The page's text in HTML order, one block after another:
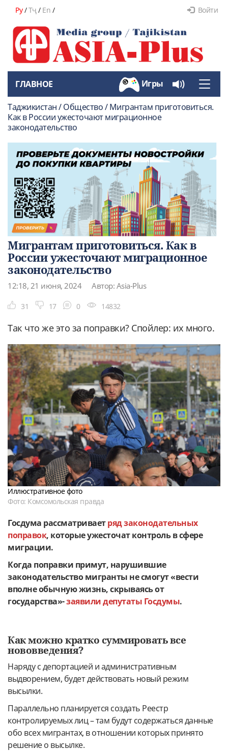
Ру/Тҷ/ En / Войти
Toggle
ГЛАВНОЕ Игры
Таджикистан / Общество / Мигрантам приготовиться.
Как в России ужесточают миграционное
законодательство
Мигрантам приготовиться. Как в
России ужесточают миграционное
законодательство
12:18, 21 июня, 2024 Автор: Asia-Plus
31 17 0 14832
Так что же это за поправки? Спойлер: их много.
Иллюстративное фото
Фото: Комсомольская правда
Госдума рассматриваетряд законодательных
поправок, которые ужесточат контроль в сфере
миграции.
Когда поправки примут, нарушившие
законодательство мигранты не смогут «вести
вполне обычную жизнь, скрываясь от
государства»-заявили депутаты Госдумы.
Как можно кратко суммировать все
нововведения?
Наряду с депортацией и административным
выдворением, будет действовать новый режим
высылки.
Параллельно планируется создать Реестр
контролируемых лиц – там будут содержаться данные
обо всех мигрантах, в отношении которых принято
решение о высылке.